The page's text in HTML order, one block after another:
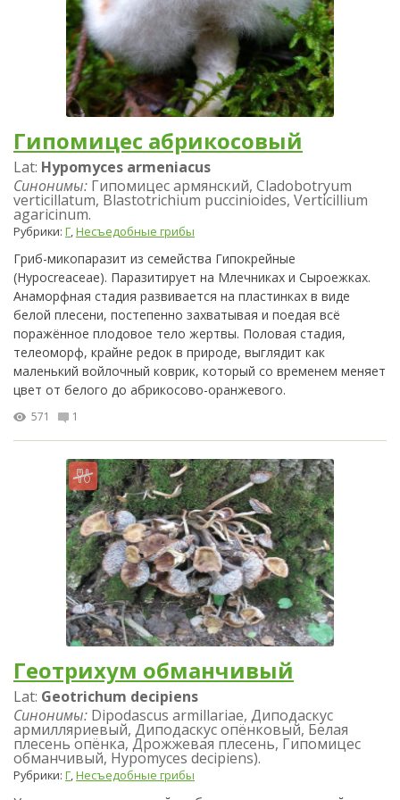
Гипомицес абрикосовый
Lat: Hypomyces armeniacus
Синонимы: Гипомицес армянский, Cladobotryum
verticillatum, Blastotrichium puccinioides, Verticillium
agaricinum.
Рубрики: Г,Несъедобные грибы
Гриб-микопаразит из семейства Гипокрейные
(Hypocreaceae). Паразитирует на Млечниках и Сыроежках.
Анаморфная стадия развивается на пластинках в виде
белой плесени, постепенно захватывая и поедая всё
поражённое плодовое тело жертвы. Половая стадия,
телеоморф, крайне редок в природе, выглядит как
маленький войлочный коврик, который со временем меняет
цвет от белого до абрикосово-оранжевого.
571 1
Геотрихум обманчивый
Lat: Geotrichum decipiens
Синонимы: Dipodascus armillariae, Диподаскус
армилляриевый, Диподаскус опёнковый, Белая
плесень опёнка, Дрожжевая плесень, Гипомицес
обманчивый, Hypomyces decipiens).
Рубрики: Г,Несъедобные грибы